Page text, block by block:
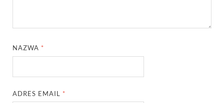
NAZWA *
ADRES EMAIL *